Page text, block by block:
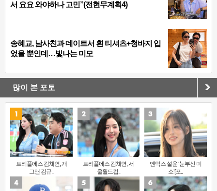
서 요요 와야하나 고민”(전현무계획4)
송혜교, 남사친과 데이트서 흰 티셔츠+청바지 입
었을 뿐인데…빛나는 미모
많이 본 포토
트리플에스 김채연, 개
그맨 김규..
트리플에스 김채연, 서
울월드컵..
엔믹스 설윤 ‘눈부신 미
소’[포..